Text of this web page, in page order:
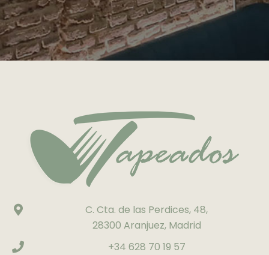
C. Cta. de las Perdices, 48,
28300 Aranjuez, Madrid
+34 628 70 19 57